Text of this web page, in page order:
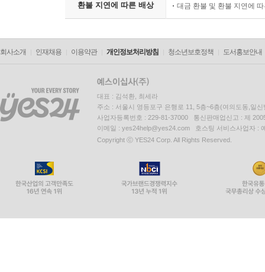
환불 지연에 따른 배상 대금 환불 및 환불 지연에
회사소개 인재채용 이용약관 개인정보처리방침 청소년보호정책 도서홍보안내
대표 : 김석환, 최세라
주소 : 서울시 영등포구 은행로 11, 5층~6층(여의도동,일신
사업자등록번호 : 229-81-37000 통신판매업신고 : 제
이메일 : yes24help@yes24.com 호스팅 서비스사업자 :
Copyright ⓒ YES24 Corp. All Rights Reserved.